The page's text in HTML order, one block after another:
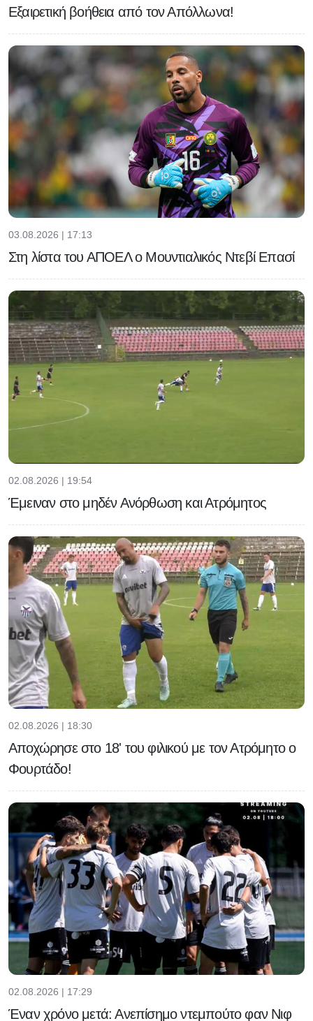
Εξαιρετική βοήθεια από τον Απόλλωνα!
03.08.2026 | 17:13
Στη λίστα του ΑΠΟΕΛ ο Μουντιαλικός Ντεβί Επασί
02.08.2026 | 19:54
Έμειναν στο μηδέν Ανόρθωση και Ατρόμητος
02.08.2026 | 18:30
Αποχώρησε στο 18' του φιλικού με τον Ατρόμητο ο
Φουρτάδο!
02.08.2026 | 17:29
Έναν χρόνο μετά: Ανεπίσημο ντεμπούτο φαν Νιφ